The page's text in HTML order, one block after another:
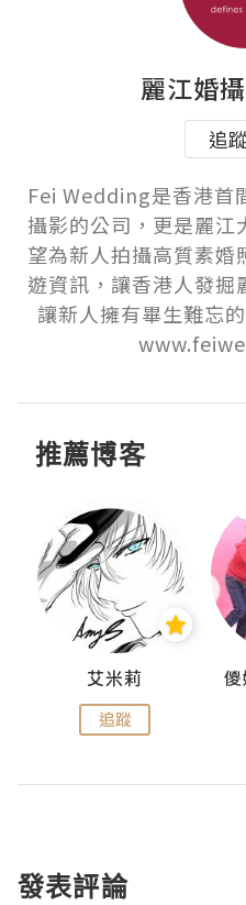
麗江婚
追蹤
Fei Wedding是香港首
攝影的公司，更是麗江
望為新人拍攝高質素婚
遊資訊，讓香港人發掘
讓新人擁有畢生難忘
推薦博客
艾米莉
追蹤
發表評論